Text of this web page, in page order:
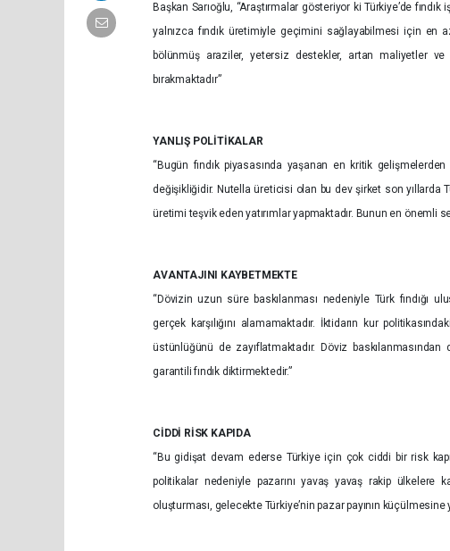
Başkan Sarıoğlu, “Araştırmalar gösteriyor ki Türkiye’de
yalnızca fındık üretimiyle geçimini sağlayabilmesi için en
bölünmüş araziler, yetersiz destekler, artan maliyetler
bırakmaktadır”
YANLIŞ POLİTİKALAR
“Bugün fındık piyasasında yaşanan en kritik
değişikliğidir. Nutella üreticisi olan bu dev şirket son yıllarda
üretimi teşvik eden yatırımlar yapmaktadır. Bunun en önemli
AVANTAJINI KAYBETMEKTE
“Dövizin uzun süre baskılanması nedeniyle Türk fındığı
gerçek karşılığını alamamaktadır. İktidarın kur
üstünlüğünü de zayıflatmaktadır. Döviz
garantili fındık diktirmektedir.”
CİDDİ RİSK KAPIDA
“Bu gidişat devam ederse Türkiye için çok ciddi bir risk
politikalar nedeniyle pazarını yavaş yavaş rakip ülkelere
oluşturması, gelecekte Türkiye’nin pazar payının küçülmesine